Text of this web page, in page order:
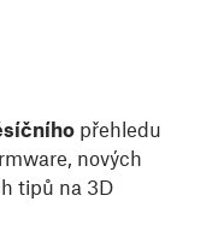
přehledu
nových
tipů na 3D